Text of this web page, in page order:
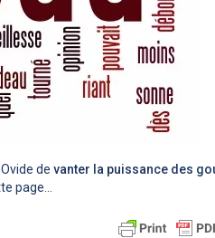
de vanter la puissance des
page…